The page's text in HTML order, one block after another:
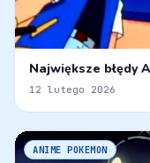
Największe błędy
12 lutego 2026
ANIME POKEMON